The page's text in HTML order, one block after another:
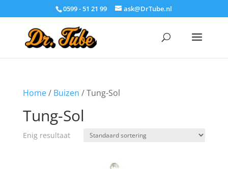
0599 - 51 21 99 ask@DrTube.nl
Home/ Buizen / Tung-Sol
Tung-Sol
Enig resultaat